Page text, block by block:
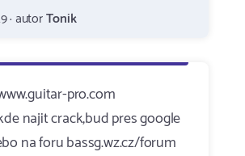
· autorTonik
pro.com
najit crack,bud pres google
na foru bassg.wz.cz/forum